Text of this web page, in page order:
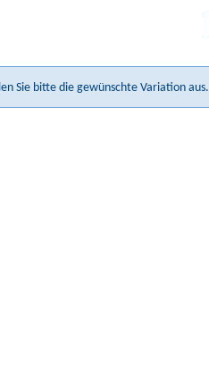
Sie bitte die gewünschte Variation aus.